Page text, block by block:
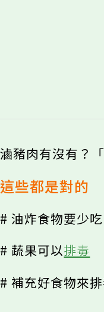
滷豬肉有沒有？
這些都是對的
# 油炸食物要少吃
# 蔬果可以排毒
# 補充好食物來